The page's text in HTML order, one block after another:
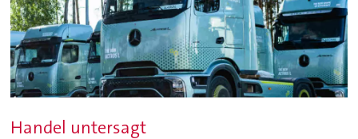
Handel untersagt